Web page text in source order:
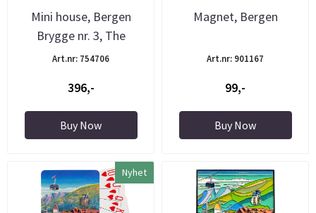
Mini house, Bergen
Brygge nr. 3, The
Pottery
Art.nr: 754706
396,-
Buy Now
Magnet, Bergen
Art.nr: 901167
99,-
Buy Now
Nyhet